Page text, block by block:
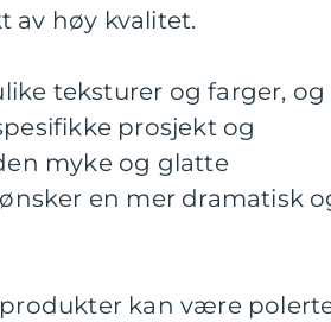
av høy kvalitet.
teksturer og farger, og
prosjekt og
myke og glatte
en mer dramatisk
kan være